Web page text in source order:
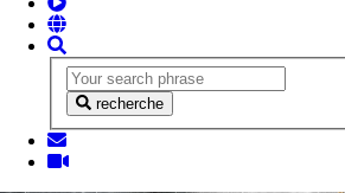
recherche